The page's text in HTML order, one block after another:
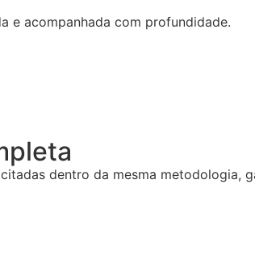
e acompanhada com profundidade.
dentro da mesma metodologia,